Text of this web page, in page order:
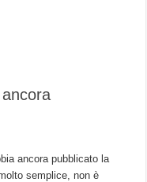
ancora pubblicato la
semplice, non è